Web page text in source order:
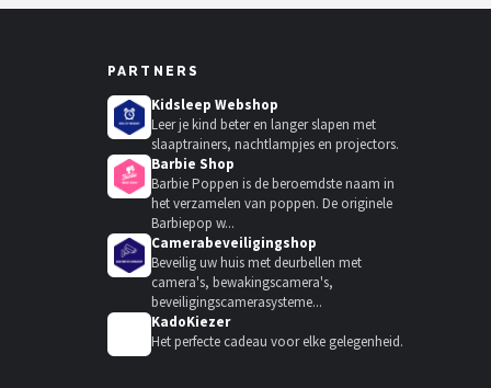
PARTNERS
Kidsleep Webshop
Leer je kind beter en langer slapen met
slaaptrainers, nachtlampjes en projectors.
Barbie Shop
Barbie Poppen is de beroemdste naam in
het verzamelen van poppen. De originele
Barbiepop w...
Camerabeveiligingshop
Beveilig uw huis met deurbellen met
camera's, bewakingscamera's,
beveiligingscamerasysteme...
KadoKiezer
Het perfecte cadeau voor elke gelegenheid.